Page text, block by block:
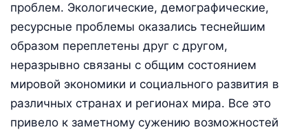
проблем. Экологические, демографические,
ресурсные проблемы оказались теснейшим
образом переплетены друг с другом,
неразрывно связаны с общим состоянием
мировой экономики и социального развития в
различных странах и регионах мира. Все это
привело к заметному сужению возможностей